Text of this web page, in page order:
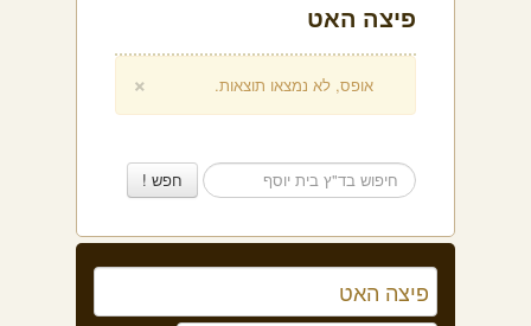
פיצה האט
× אופס, לא נמצאו תוצאות.